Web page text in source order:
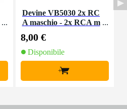
Devine VB5030 2x RC
A maschio - 2x RCA m
8,00 €
Disponibile
+